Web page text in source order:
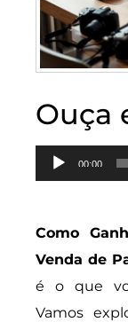
Ouça
Tocador
de
00:00
Como
Venda de
é o que
Vamos